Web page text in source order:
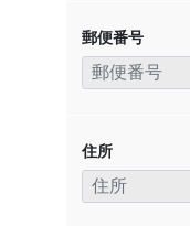
郵便番号
住所